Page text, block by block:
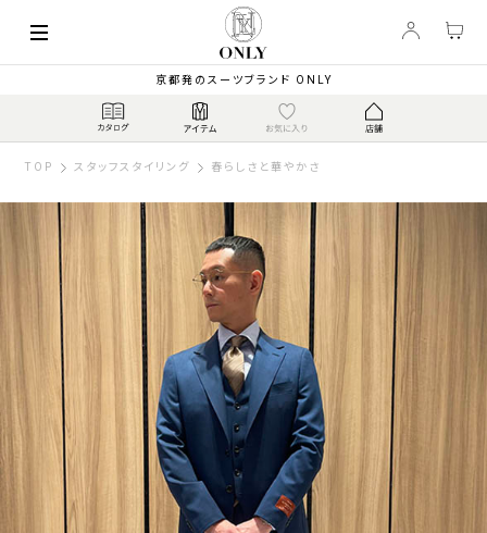
京都発のスーツブランド ONLY
TOP スタッフスタイリング 春らしさと華やかさ